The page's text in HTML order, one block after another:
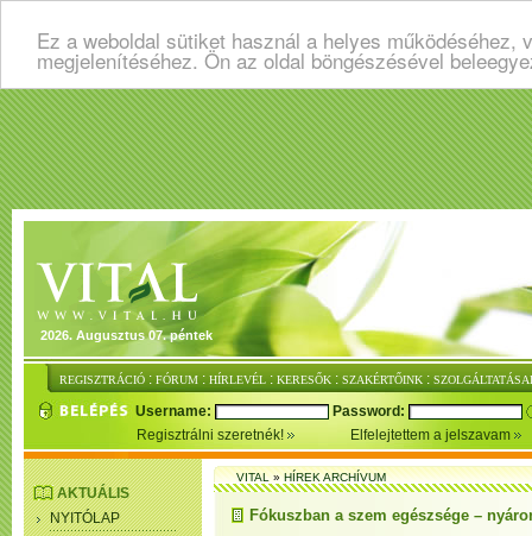
Ez a weboldal sütiket használ a helyes
megjelenítéséhez. Ön az oldal böngészésével
2026. Augusztus 07. péntek
REGISZTRÁCIÓ : FÓRUM : HÍRLEVÉL : KERESŐK : SZAKÉRTŐINK :
Username:
Password:
Regisztrálni szeretnék!
Elfelejtettem a jelszavam
AKTUÁLIS
NYITÓLAP
VITAL»HÍREK ARCHÍVUM
Fókuszban a szem egészsége –